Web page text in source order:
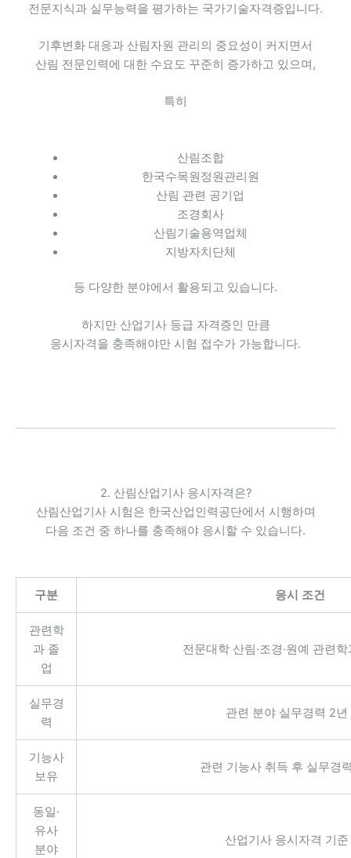
전문지식과 실무능력을 평가하는 국가기술자격증입니다.
기후변화 대응과 산림자원 관리의 중요성이 커지면서
산림 전문인력에 대한 수요도 꾸준히 증가하고 있으며,
특히
산림조합
한국수목원정원관리원
산림 관련 공기업
조경회사
산림기술용역업체
지방자치단체
등 다양한 분야에서 활용되고 있습니다.
하지만 산업기사 등급 자격증인 만큼
응시자격을 충족해야만 시험 접수가 가능합니다.
2. 산림산업기사 응시자격은?
산림산업기사 시험은 한국산업인력공단에서 시행하며
다음 조건 중 하나를 충족해야 응시할 수 있습니다.
구분 응시 조건
관련학
과 졸
업
전문대학 산림·조경·원예 관련
실무경
력
관련 분야 실무경력 2년
기능사
보유
관련 기능사 취득 후 실무경
동일·
유사
분야
산업기사 응시자격 기